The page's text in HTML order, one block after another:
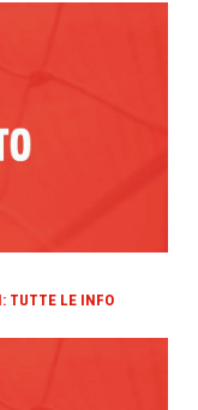
TUTTE LE INFO